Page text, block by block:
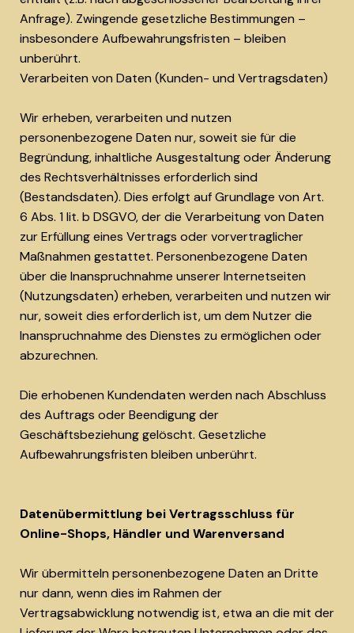
Anfrage). Zwingende gesetzliche Bestimmungen –
insbesondere Aufbewahrungsfristen – bleiben
unberührt.
Verarbeiten von Daten (Kunden- und Vertragsdaten)
Wir erheben, verarbeiten und nutzen
personenbezogene Daten nur, soweit sie für die
Begründung, inhaltliche Ausgestaltung oder Änderung
des Rechtsverhältnisses erforderlich sind
(Bestandsdaten). Dies erfolgt auf Grundlage von Art.
6 Abs. 1 lit. b DSGVO, der die Verarbeitung von Daten
zur Erfüllung eines Vertrags oder vorvertraglicher
Maßnahmen gestattet. Personenbezogene Daten
über die Inanspruchnahme unserer Internetseiten
(Nutzungsdaten) erheben, verarbeiten und nutzen wir
nur, soweit dies erforderlich ist, um dem Nutzer die
Inanspruchnahme des Dienstes zu ermöglichen oder
abzurechnen.
Die erhobenen Kundendaten werden nach Abschluss
des Auftrags oder Beendigung der
Geschäftsbeziehung gelöscht. Gesetzliche
Aufbewahrungsfristen bleiben unberührt.
Datenübermittlung bei Vertragsschluss für
Online-Shops, Händler und Warenversand
Wir übermitteln personenbezogene Daten an Dritte
nur dann, wenn dies im Rahmen der
Vertragsabwicklung notwendig ist, etwa an die mit der